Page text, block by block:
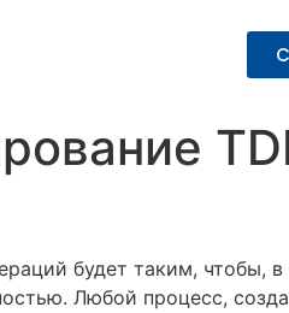
будет таким, чтобы,
Любой процесс,